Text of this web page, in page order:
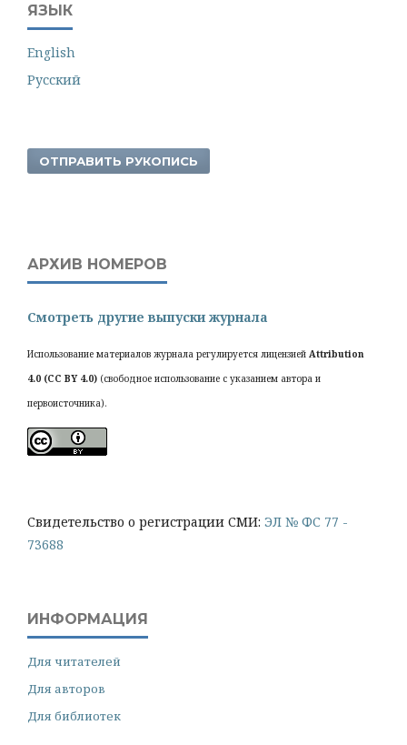
ЯЗЫК
English
Русский
ОТПРАВИТЬ РУКОПИСЬ
АРХИВ НОМЕРОВ
Смотреть другие выпуски журнала
Использование материалов журнала регулируется лицензией Attribution
4.0 (CC BY 4.0) (свободное использование с указанием автора и
первоисточника).
Cвидетельство о регистрации СМИ: ЭЛ № ФС 77 -
73688
ИНФОРМАЦИЯ
Для читателей
Для авторов
Для библиотек